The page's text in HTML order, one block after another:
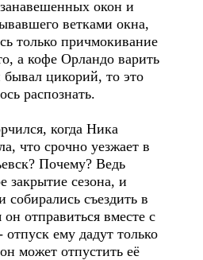
окон и
ветками окна,
только причмокивание
а кофе Орландо варить
цикорий, то это
распознать.
когда Ника
что срочно уезжает в
Почему? Ведь
закрытие сезона, и
собирались съездить в
отправиться вместе с
ему дадут только
может отпустить её